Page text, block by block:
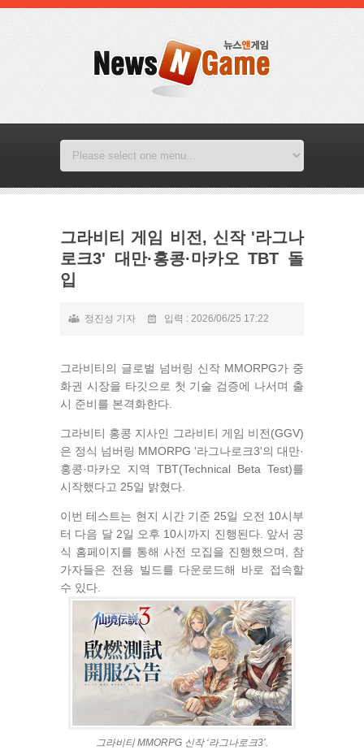
그라비티 게임 비전, 신작 '라그나
로크3' 대만·홍콩·마카오 TBT 돌
입
정진성 기자 입력 : 2026/06/25 17:22
그라비티의 글로벌 넘버링 신작 MMORPG가 중
화권 시장을 타깃으로 첫 기술 검증에 나서며 출
시 준비를 본격화한다.
그라비티 홍콩 지사인 그라비티 게임 비전(GGV)
은 정식 넘버링 MMORPG '라그나로크3'의 대만·
홍콩·마카오 지역 TBT(Technical Beta Test)를
시작했다고 25일 밝혔다.
이번 테스트는 현지 시간 기준 25일 오전 10시부
터 다음 달 2일 오후 10시까지 진행된다. 앞서 공
식 홈페이지를 통해 사전 모집을 진행했으며, 참
가자들은 전용 빌드를 다운로드해 바로 접속할
수 있다.
그라비티 MMORPG 신작 ‘라그나로크3’.